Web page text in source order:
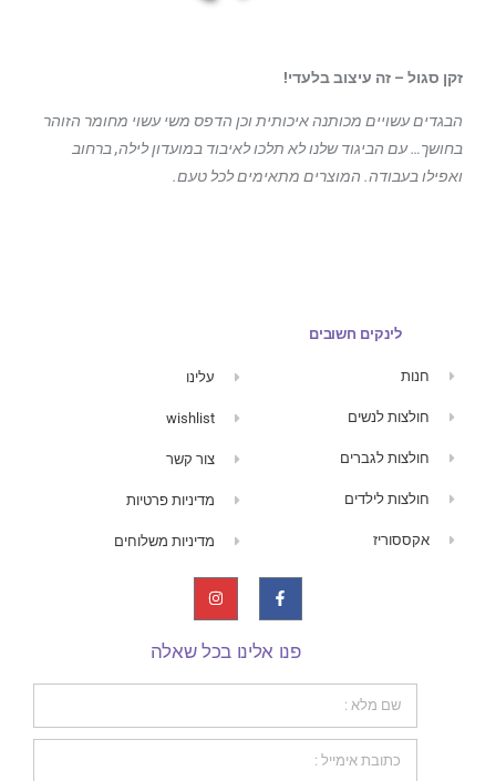
זקן סגול – זה עיצוב בלעדי!
הבגדים עשויים מכותנה איכותית וכן הדפס משי עשוי מחומר הזוהר
בחושך… עם הביגודשלנו לא תלכו לאיבוד במועדון לילה, ברחוב
ואפילו בעבודה. המוצרים מתאימים לכל טעם.
לינקים חשובים
חנות
חולצות לנשים
חולצות לגברים
חולצות לילדים
אקססוריז
עלינו
wishlist
צור קשר
מדיניות פרטיות
מדיניות משלוחים
פנו אלינו בכל שאלה